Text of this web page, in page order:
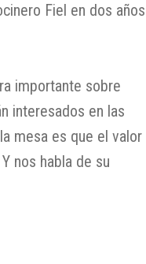
Fiel en dos años
importante sobre
interesados en las
mesa es que el valor
nos habla de su